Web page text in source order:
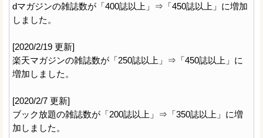
dマガジンの雑誌数が「400誌以上」⇒「450誌以上」に増加
しました。
[2020/2/19 更新]
楽天マガジンの雑誌数が「250誌以上」⇒「450誌以上」に
増加しました。
[2020/2/7 更新]
ブック放題の雑誌数が「200誌以上」⇒「350誌以上」に増
加しました。